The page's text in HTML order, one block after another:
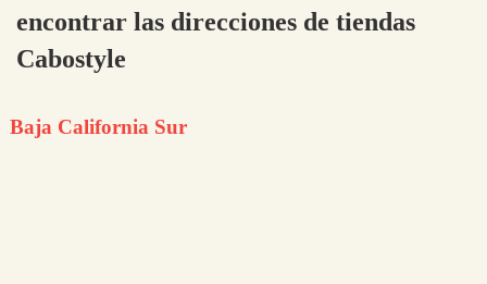
encontrar las direcciones de tiendas
Cabostyle
Baja California Sur